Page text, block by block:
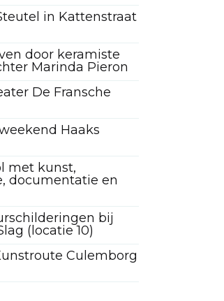
in Kattenstraat
door keramiste
Marinda Pieron
De Fransche
Haaks
met kunst,
documentatie en
bij
(locatie 10)
Culemborg